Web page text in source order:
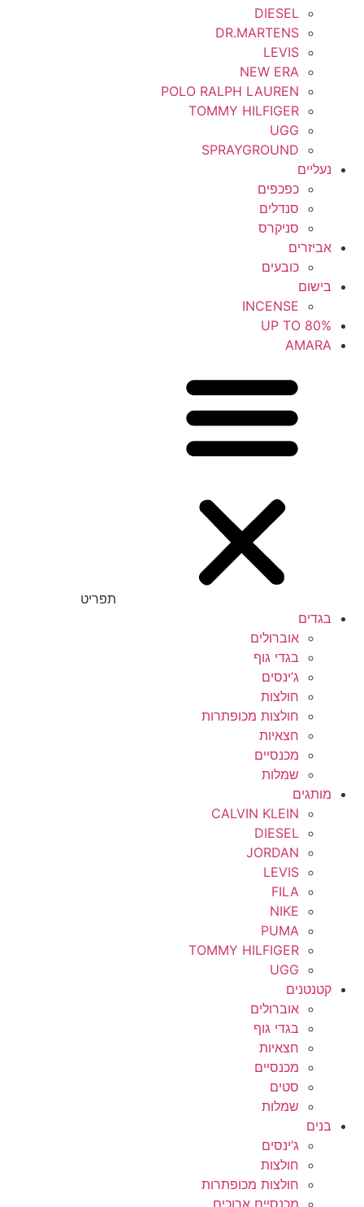
DIESEL
DR.MARTENS
LEVIS
NEW ERA
POLO RALPH LAUREN
TOMMY HILFIGER
UGG
SPRAYGROUND
נעליים
כפכפים
סנדלים
סניקרס
אביזרים
כובעים
בישום
INCENSE
UP TO 80%
AMARA
תפריט
בגדים
אוברולים
בגדי גוף
ג’ינסים
חולצות
חולצות מכופתרות
חצאיות
מכנסיים
שמלות
מותגים
CALVIN KLEIN
DIESEL
JORDAN
LEVIS
FILA
NIKE
PUMA
TOMMY HILFIGER
UGG
קטנטנים
אוברולים
בגדי גוף
חצאיות
מכנסיים
סטים
שמלות
בנים
ג’ינסים
חולצות
חולצות מכופתרות
מכנסיים ארוכים